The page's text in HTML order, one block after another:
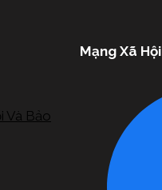
Và Bảo
Mạng Xã Hội